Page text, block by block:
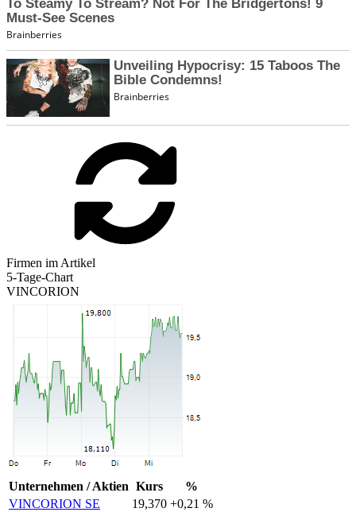
Firmen im Artikel
5-Tage-Chart
VINCORION
Unternehmen / Aktien Kurs
%
VINCORION SE
19,370 +0,21 %